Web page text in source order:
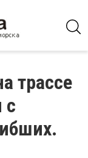
трассе
с